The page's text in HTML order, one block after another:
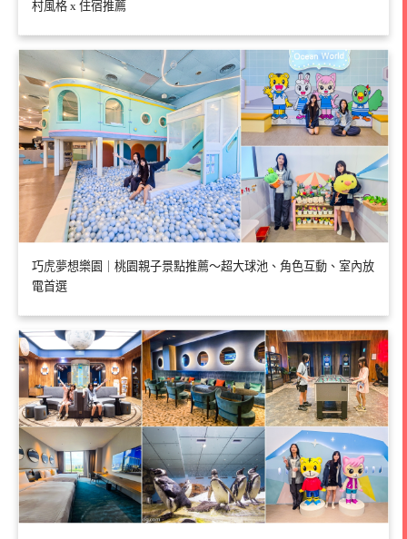
村風格 x 住宿推薦
巧虎夢想樂園｜桃園親子景點推薦～超大球池、角色互動、室內放
電首選